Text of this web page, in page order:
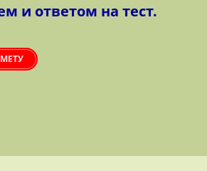
и ответом на тест.